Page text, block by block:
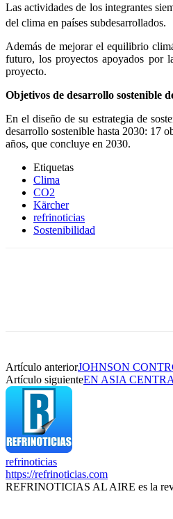
Las actividades de los integrantes
del clima en países subdesarrollados.
Además de mejorar el equilibrio
futuro, los proyectos apoyados por
proyecto.
Objetivos de desarrollo sostenible
En el diseño de su estrategia de
desarrollo sostenible hasta 2030: 17
años, que concluye en 2030.
Etiquetas
Clima
CO2
Kärcher
refrinoticias
Sostenibilidad
Artículo anteriorJOHNSON
Artículo siguienteEN ASIA
refrinoticias
https://refrinoticias.com
REFRINOTICIAS AL AIRE es la